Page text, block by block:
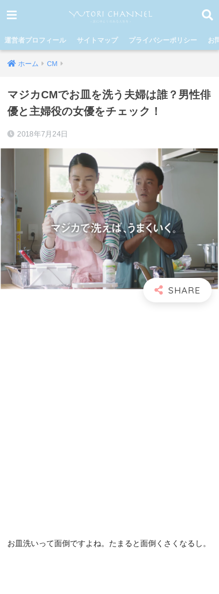
運営者プロフィール サイトマップ プライバシーポリシー お
ホーム CM
マジカCMでお皿を洗う夫婦は誰？男性俳
優と主婦役の女優をチェック！
2018年7月24日
お皿洗いって面倒ですよね。たまると面倒くさくなるし。